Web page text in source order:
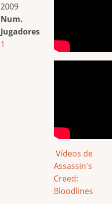
2009
Num.
Jugadores
1
Vídeos de
Assassin's
Creed:
Bloodlines